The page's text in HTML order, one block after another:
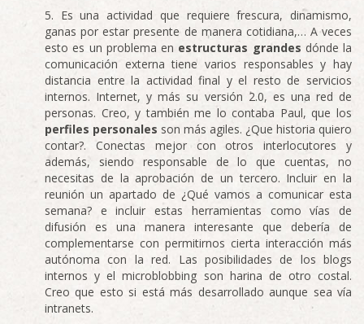
Es una actividad que requiere frescura, dinamismo,
ganas por estar presente de manera cotidiana,… A veces
esto es un problema en estructuras grandes dónde la
comunicación externa tiene varios responsables y hay
distancia entre la actividad final y el resto de servicios
internos. Internet, y más su versión 2.0, es una red de
personas. Creo, y también me lo contaba Paul, que los
perfiles personales son más agiles. ¿Que historia quiero
contar?. Conectas mejor con otros interlocutores y
además, siendo responsable de lo que cuentas, no
necesitas de la aprobación de un tercero. Incluir en la
reunión un apartado de ¿Qué vamos a comunicar esta
semana? e incluir estas herramientas como vías de
difusión es una manera interesante que debería de
complementarse con permitirnos cierta interacción más
autónoma con la red. Las posibilidades de los blogs
internos y el microblobbing son harina de otro costal.
Creo que esto si está más desarrollado aunque sea vía
intranets.